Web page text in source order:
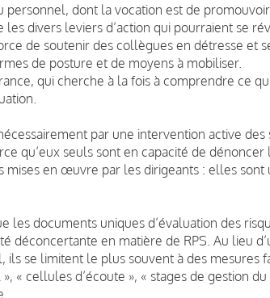
personnel, dont la vocation est de
les divers leviers d’action qui pourraient se
de soutenir des collègues en détresse et
de posture et de moyens à mobiliser.
qui cherche à la fois à comprendre ce
par une intervention active
qu’eux seuls sont en capacité de dénoncer
en œuvre par les dirigeants : elles sont
les documents uniques d’évaluation des
déconcertante en matière de RPS. Au lieu
ils se limitent le plus souvent à des mesures
« cellules d’écoute », « stages de gestion